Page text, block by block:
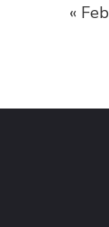
« Feb